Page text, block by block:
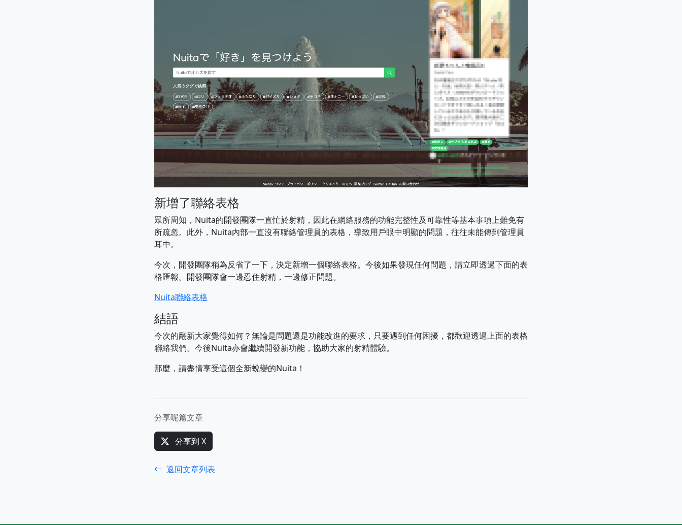
新增了聯絡表格
眾所周知，Nuita的開發團隊一直忙於射精，因此在網絡服務的功能完整性及可靠性等基本事項上難免有
所疏忽。此外，Nuita內部一直沒有聯絡管理員的表格，導致用戶眼中明顯的問題，往往未能傳到管理員
耳中。
今次，開發團隊稍為反省了一下，決定新增一個聯絡表格。今後如果發現任何問題，請立即透過下面的表
格匯報。開發團隊會一邊忍住射精，一邊修正問題。
Nuita聯絡表格
結語
今次的翻新大家覺得如何？無論是問題還是功能改進的要求，只要遇到任何困擾，都歡迎透過上面的表格
聯絡我們。今後Nuita亦會繼續開發新功能，協助大家的射精體驗。
那麼，請盡情享受這個全新蛻變的Nuita！
分享呢篇文章
分享到 X
返回文章列表